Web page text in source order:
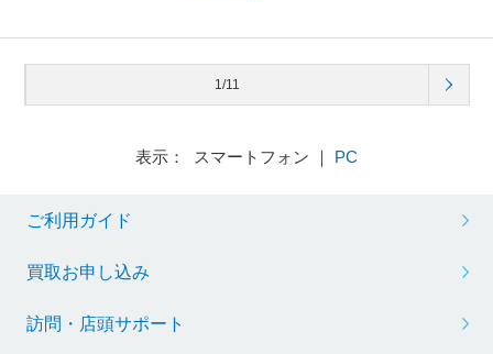
1/11
表示： スマートフォン ｜ PC
ご利用ガイド
買取お申し込み
訪問・店頭サポート